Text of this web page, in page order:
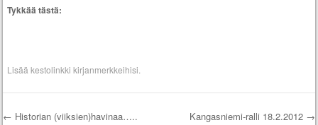
Tykkää tästä:
Lisääkestolinkki kirjanmerkkeihisi.
← Historian (viiksien)havinaa….. Kangasniemi-ralli 18.2.2012 →